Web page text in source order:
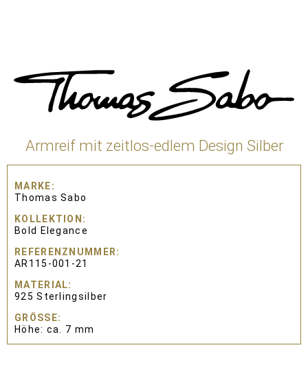
Armreif mit zeitlos-edlem Design Silber
MARKE
Thomas Sabo
KOLLEKTION
Bold Elegance
REFERENZNUMMER
AR115-001-21
MATERIAL
925 Sterlingsilber
GRÖSSE
Höhe: ca. 7 mm